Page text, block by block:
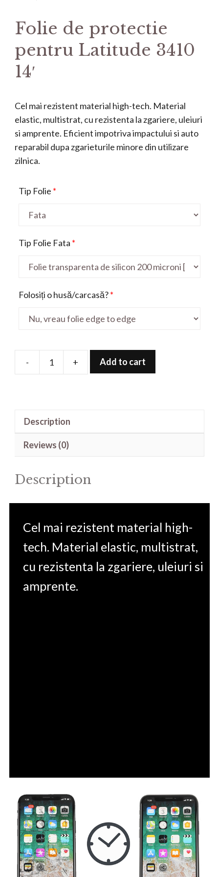
Folie de protectie
pentru Latitude 3410
14′
Cel mai rezistent material high-tech. Material
elastic, multistrat, cu rezistenta la zgariere, uleiuri
si amprente. Eficient impotriva impactului si auto
reparabil dupa zgarieturile minore din utilizare
zilnica.
Tip Folie *
Tip Folie Fata *
Folosiți o husă/carcasă?*
-
Folie
+ Add to cart
Description
Reviews (0)
Description
Cel mai rezistent material high-
tech. Material elastic, multistrat,
cu rezistenta la zgariere, uleiuri si
amprente.